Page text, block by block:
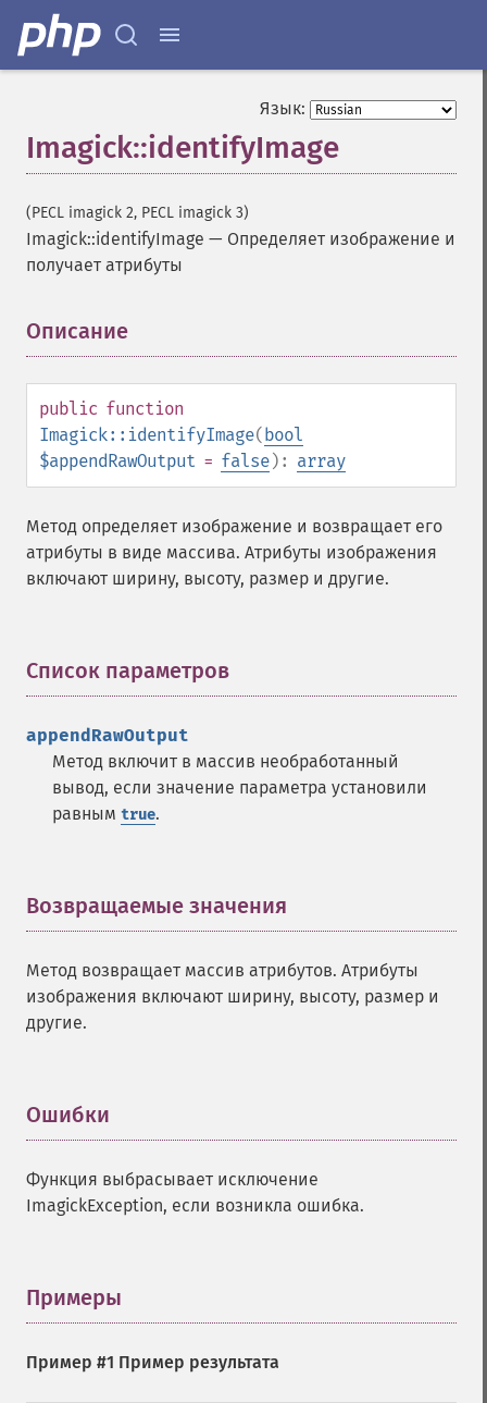
Язык:
Imagick::identifyImage
(PECL imagick 2, PECL imagick 3)
Imagick::identifyImage — Определяет изображение и
получает атрибуты
Описание
public function
Imagick::identifyImage(bool
$appendRawOutput = false): array
Метод определяет изображение и возвращает его
атрибуты в виде массива. Атрибуты изображения
включают ширину, высоту, размер и другие.
Список параметров
appendRawOutput
Метод включит в массив необработанный
вывод, если значение параметра установили
равным true.
Возвращаемые значения
Метод возвращает массив атрибутов. Атрибуты
изображения включают ширину, высоту, размер и
другие.
Ошибки
Функция выбрасывает исключение
ImagickException, если возникла ошибка.
Примеры
Пример #1 Пример результата